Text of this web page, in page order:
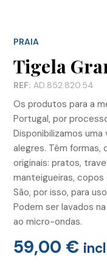
PRAIA
Tigela
REF: AD.852.820.54
Os produtos para a
Portugal, por
Disponibilizamos
alegres. Têm
originais: pratos,
manteigueiras,
São, por isso, para
Podem ser lavados
ao micro-ondas.
59,00 €